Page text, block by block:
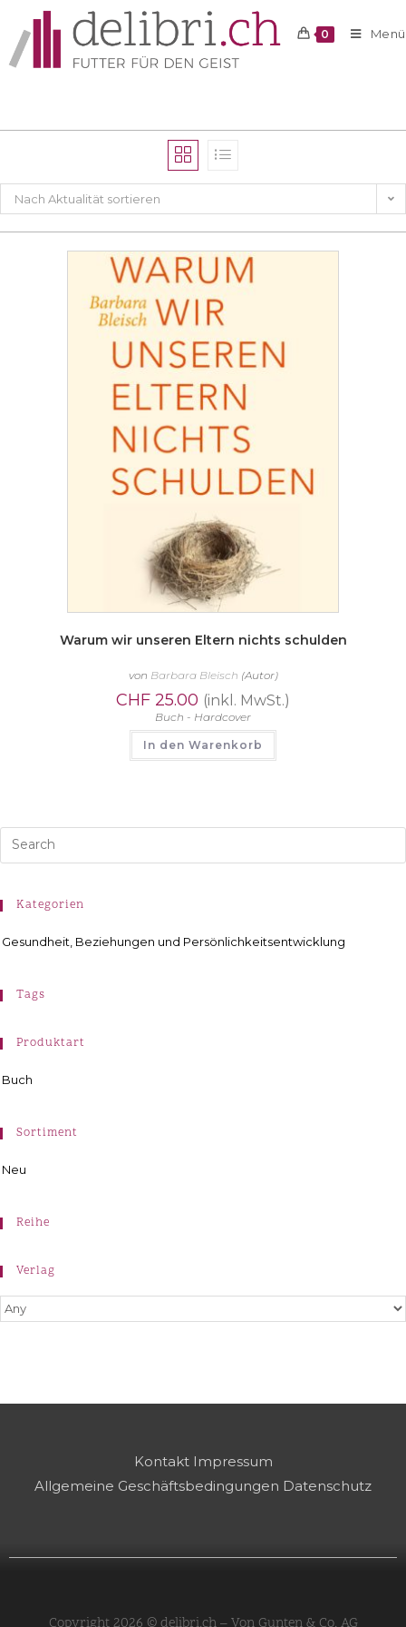
0 Menü
Nach Aktualität sortieren
Warum wir unseren Eltern nichts schulden
von Barbara Bleisch (Autor)
CHF 25.00 (inkl. MwSt.)
Buch - Hardcover
In den Warenkorb
Kategorien
Gesundheit, Beziehungen und Persönlichkeitsentwicklung
Tags
Produktart
Buch
Sortiment
Neu
Reihe
Verlag
Kontakt Impressum
Allgemeine Geschäftsbedingungen Datenschutz